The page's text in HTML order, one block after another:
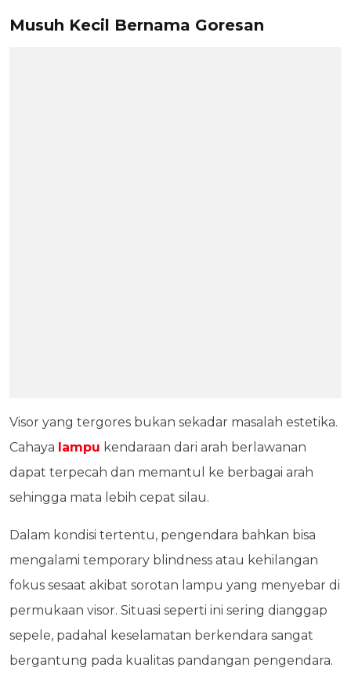
Musuh Kecil Bernama Goresan
Visor yang tergores bukan sekadar masalah estetika.
Cahaya lampu kendaraan dari arah berlawanan
dapat terpecah dan memantul ke berbagai arah
sehingga mata lebih cepat silau.
Dalam kondisi tertentu, pengendara bahkan bisa
mengalami temporary blindness atau kehilangan
fokus sesaat akibat sorotan lampu yang menyebar di
permukaan visor. Situasi seperti ini sering dianggap
sepele, padahal keselamatan berkendara sangat
bergantung pada kualitas pandangan pengendara.